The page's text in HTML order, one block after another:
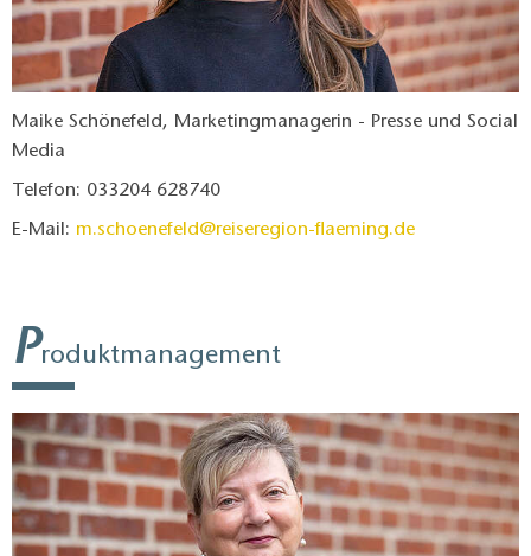
Maike Schönefeld, Marketingmanagerin - Presse und Social
Media
Telefon: 033204 628740
E-Mail: m.schoenefeld@reiseregion-flaeming.de
Produktmanagement